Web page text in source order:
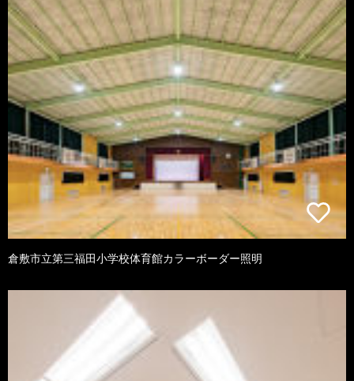
倉敷市立第三福田小学校体育館カラーボーダー照明